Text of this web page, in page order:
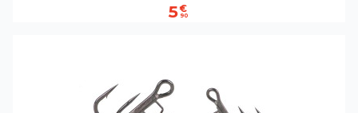
5€
90